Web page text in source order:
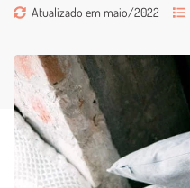
Atualizado em maio/2022